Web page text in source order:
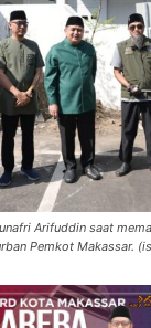
Arifuddin saat
Pemkot Makassar.